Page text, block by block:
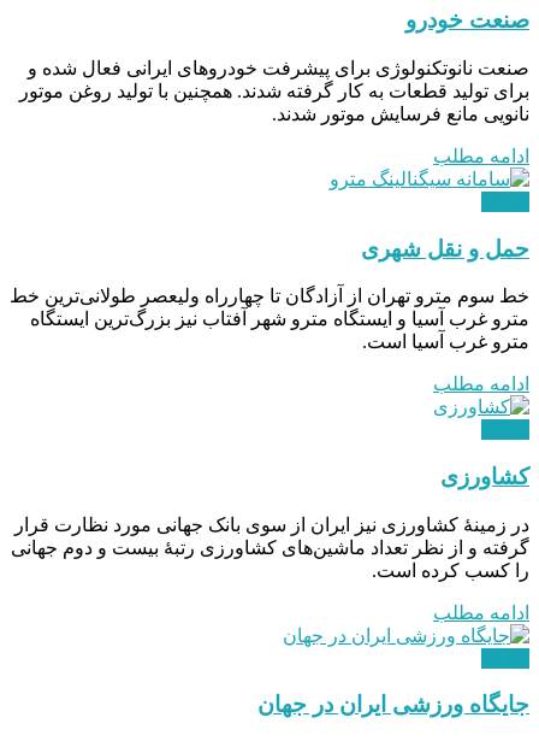
صنعت خودرو
صنعت نانوتکنولوژی برای پیشرفت خودروهای ایرانی فعال شده و
برای تولید قطعات به کار گرفته شدند. همچنین با تولید روغن موتور
نانویی مانع فرسایش موتور شدند.
ادامه مطلب
حمل و نقل شهری
خط سوم مترو تهران از آزادگان تا چهارراه ولیعصر طولانی‌ترین خط
مترو غرب آسیا و ایستگاه مترو شهر آفتاب نیز بزرگ‌ترین ایستگاه
مترو غرب آسیا است.
ادامه مطلب
کشاورزی
در زمینۀ کشاورزی نیز ایران از سوی بانک جهانی مورد نظارت قرار
گرفته و از نظر تعداد ماشین‌های کشاورزی رتبۀ بیست و دوم جهانی
را کسب کرده است.
ادامه مطلب
جایگاه ورزشی ایران در جهان